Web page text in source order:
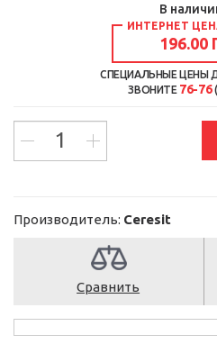
В
ИНТЕРНЕТ
196.00
СПЕЦИАЛЬНЫЕ ЦЕНЫ
ЗВОНИТЕ 76-76
Производитель: Ceresit
Сравнить